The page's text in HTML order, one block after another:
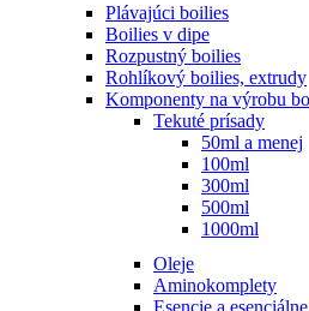
Plávajúci boilies
Boilies v dipe
Rozpustný boilies
Rohlíkový boilies, extrudy
Komponenty na výrobu
Tekuté prísady
50ml a menej
100ml
300ml
500ml
1000ml
Oleje
Aminokomplety
Esencie a